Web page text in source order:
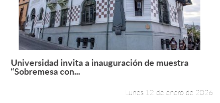
Leer más +
Universidad invita a inauguración de muestra
“Sobremesa con...
Lunes 12 de enero de 2026